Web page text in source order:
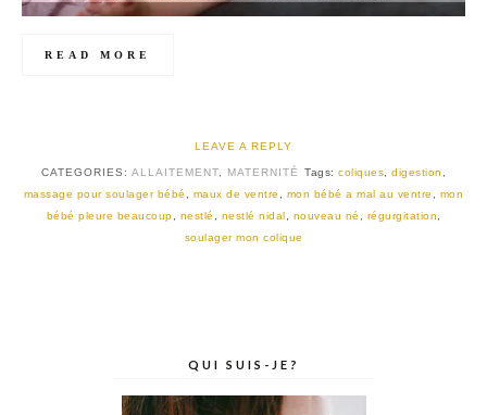
READ MORE
LEAVE A REPLY
CATEGORIES: ALLAITEMENT MATERNITÉ Tags: coliques digestion
massage pour soulager bébé
maux de ventre mon bébé a mal au ventre
mon
bébé pleure beaucoup
nestlé nestlé nidal nouveau né régurgitation
soulager mon colique
QUI SUIS-JE?